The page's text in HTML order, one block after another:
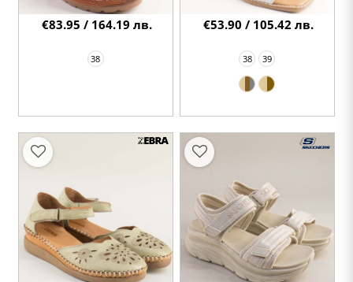
38
€83.95 / 164.19 лв.
38 39
€53.90 / 105.42 лв.